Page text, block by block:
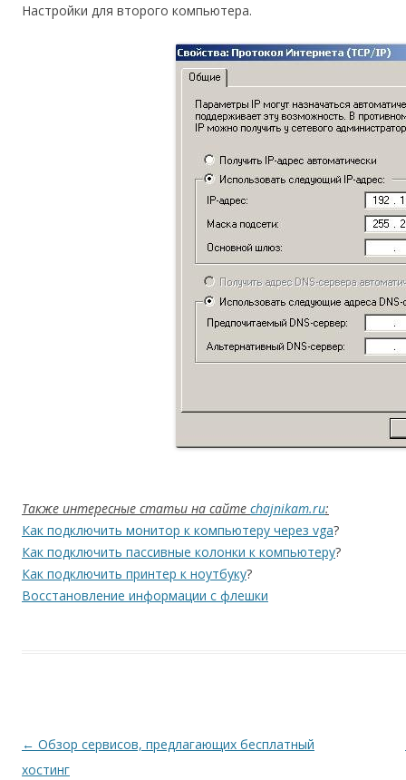
Настройки для второго компьютера.
Также интересные статьи на сайте chajnikam.ru:
Как подключить монитор к компьютеру через vga?
Как подключить пассивные колонки к компьютеру?
Как подключить принтер к ноутбуку?
Восстановление информации с флешки
Навигация по записям
← Обзор сервисов, предлагающих бесплатный
хостинг